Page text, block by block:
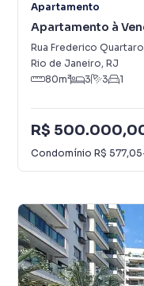
Apartamento
Apartamento à
dos Bandeirantes
Rua Frederico
Rio de Janeiro, RJ
80m² 3 3 1
R$
Condomínio R$ 577,05·